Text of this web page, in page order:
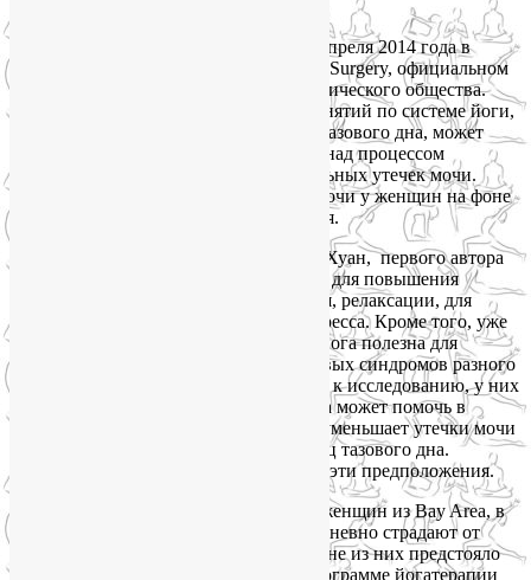
Исследование было опубликовано 25 апреля 2014 года в
Female Pelvic Medicine & Reconstructive Surgery, официальном
журнале Американского Урогинекологического общества.
Авторы доказывают, что программа занятий по системе йоги,
направленная на улучшение здоровья тазового дна, может
помочь женщинам получить контроль над процессом
мочеиспускания, избежать непроизвольных утечек мочи.
Эффективность лечения недержания мочи у женщин на фоне
занятий йогой значительно повышается.
По словам доктора медицины Элисон Хуан, первого автора
исследования, йога часто используется для повышения
осознанности, концентрации внимания, релаксации, для
снятия повышенной тревожности и стресса. Кроме того, уже
ни у кого не вызывает сомнения, что йога полезна для
улучшения метаболизма и снятия болевых синдромов разного
происхождения. Когда они приступали к исследованию, у них
уже были основания полагать, что йога может помочь в
лечении недержания мочи у женщин, уменьшает утечки мочи
и позволяет добиться укрепления мышц тазового дна.
Результаты исследования подтвердили эти предположения.
Доктор Хуан и ее коллеги набрали 20 женщин из Bay Area, в
возрасте 40 лет и старше, которые ежедневно страдают от
стрессового недержания мочи. Половине из них предстояло
принять участие в шестинедельной программе йогатерапии